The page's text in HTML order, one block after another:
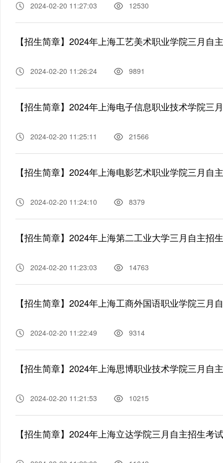
2024-02-20 11:27:03 12530
【招生简章】2024年上海工艺美术职业学院三月自
2024-02-20 11:26:24 9891
【招生简章】2024年上海电子信息职业技术学院三
2024-02-20 11:25:11 21566
【招生简章】2024年上海电影艺术职业学院三月自
2024-02-20 11:24:10 8379
【招生简章】2024年上海第二工业大学三月自主招
2024-02-20 11:23:03 14763
【招生简章】2024年上海工商外国语职业学院三月
2024-02-20 11:22:49 9314
【招生简章】2024年上海思博职业技术学院三月自
2024-02-20 11:21:53 10215
【招生简章】2024年上海立达学院三月自主招生考试